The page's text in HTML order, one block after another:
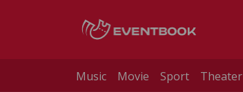
Music Movie Sport Theater